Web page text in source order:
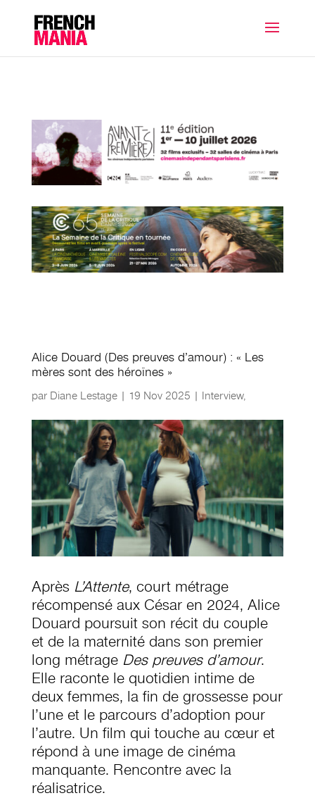
Alice Douard (Des preuves d’amour) : « Les
mères sont des héroïnes »
par Diane Lestage| 19 Nov 2025 | Interview,
Après L’Attente, court métrage
récompensé aux César en 2024, Alice
Douard poursuit son récit du couple
et de la maternité dans son premier
long métrage Des preuves d’amour.
Elle raconte le quotidien intime de
deux femmes, la fin de grossesse pour
l’une et le parcours d’adoption pour
l’autre. Un film qui touche au cœur et
répond à une image de cinéma
manquante. Rencontre avec la
réalisatrice.